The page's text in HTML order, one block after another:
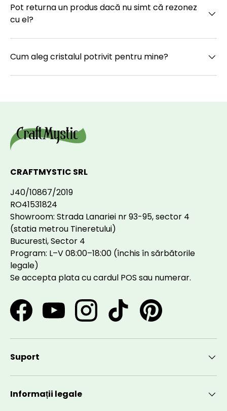
Pot returna un produs dacă nu simt că rezonez
cu el?
Cum aleg cristalul potrivit pentru mine?
CRAFTMYSTIC SRL
J40/10867/2019
RO41531824
Showroom: Strada Lanariei nr 93-95, sector 4
(statia metrou Tineretului)
Bucuresti, Sector 4
Program: L–V 08:00–18:00 (închis în sărbătorile
legale)
Se accepta plata cu cardul POS sau numerar.
FacebookYouTubeInstagramTikTok Pinterest
Suport
Informații legale